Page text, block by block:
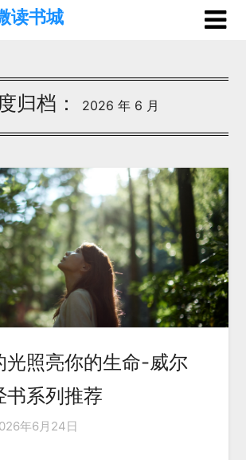
读书城
归档： 2026 年 6 月
光照亮你的生命-威尔
书系列推荐
年6月24日